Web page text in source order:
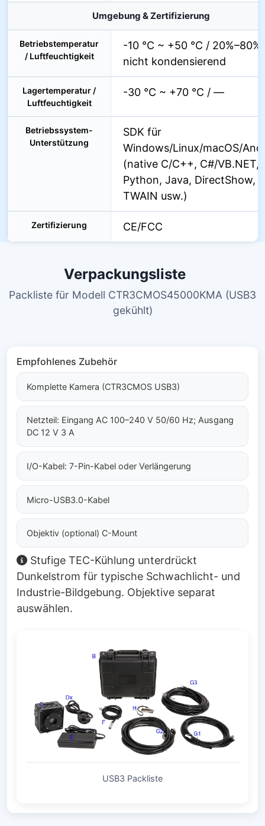
Umgebung & Zertifizierung
Betriebstemperatur
/ Luftfeuchtigkeit
-10 °C ~ +50 °C / 20%–80%
nicht kondensierend
Lagertemperatur /
Luftfeuchtigkeit
-30 °C ~ +70 °C / —
Betriebssystem-
Unterstützung
SDK für
Windows/Linux/macOS/
(native C/C++, C#/VB.NET,
Python, Java, DirectShow,
TWAIN usw.)
Zertifizierung CE/FCC
Verpackungsliste
Packliste für Modell CTR3CMOS45000KMA (USB3
gekühlt)
Empfohlenes Zubehör
Komplette Kamera (CTR3CMOS USB3)
Netzteil: Eingang AC 100–240 V 50/60 Hz; Ausgang
DC 12 V 3 A
I/O-Kabel: 7-Pin-Kabel oder Verlängerung
Micro-USB3.0-Kabel
Objektiv (optional) C-Mount
Stufige TEC-Kühlung unterdrückt
Dunkelstrom für typische Schwachlicht- und
Industrie-Bildgebung. Objektive separat
auswählen.
USB3 Packliste